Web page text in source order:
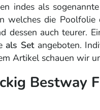
indes als sogenannte
welches die Poolfolie
dessen auch teurer.
als Setangeboten.
Artikel schauen wir
Bestway